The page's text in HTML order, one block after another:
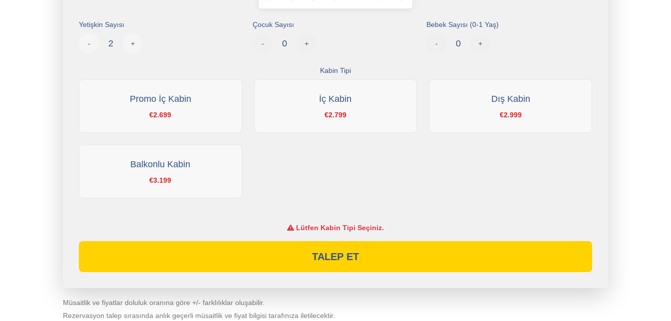
Yetişkin Sayısı
- +
Çocuk Sayısı
- +
Bebek Sayısı (0-1 Yaş)
- +
Kabin Tipi
Promo İç Kabin
€2.699
İç Kabin
€2.799
Dış Kabin
€2.999
Balkonlu Kabin
€3.199
Lütfen Kabin Tipi Seçiniz.
TALEP ET
Müsaitlik ve fiyatlar doluluk oranına göre +/- farklılıklar oluşabilir.
Rezervasyon talep sırasında anlık geçerli müsaitlik ve fiyat bilgisi tarafınıza iletilecektir.